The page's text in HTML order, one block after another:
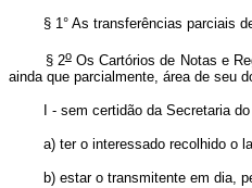
§ 1° As transferências parciais
§ 2oOs Cartórios de Notas e
ainda que parcialmente, área
I - sem certidão da Secretaria
a) ter o interessado
b) estar o transmitente em